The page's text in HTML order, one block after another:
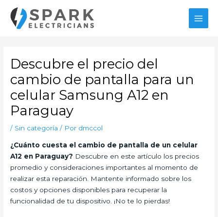
contenido
Descubre el precio del
cambio de pantalla para un
celular Samsung A12 en
Paraguay
/ Sin categoría / Por dmccol
¿Cuánto cuesta el cambio de pantalla de un celular
A12 en Paraguay? Descubre en este artículo los precios
promedio y consideraciones importantes al momento de
realizar esta reparación. Mantente informado sobre los
costos y opciones disponibles para recuperar la
funcionalidad de tu dispositivo. ¡No te lo pierdas!